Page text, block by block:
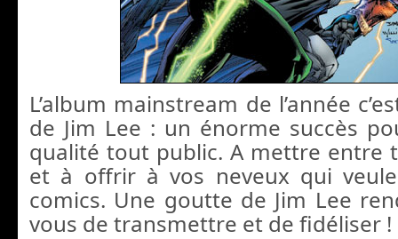
L’album mainstream de l’année
de Jim Lee : un énorme succès
qualité tout public. A mettre entre
et à offrir à vos neveux qui
comics. Une goutte de Jim Lee
vous de transmettre et de fidéliser !